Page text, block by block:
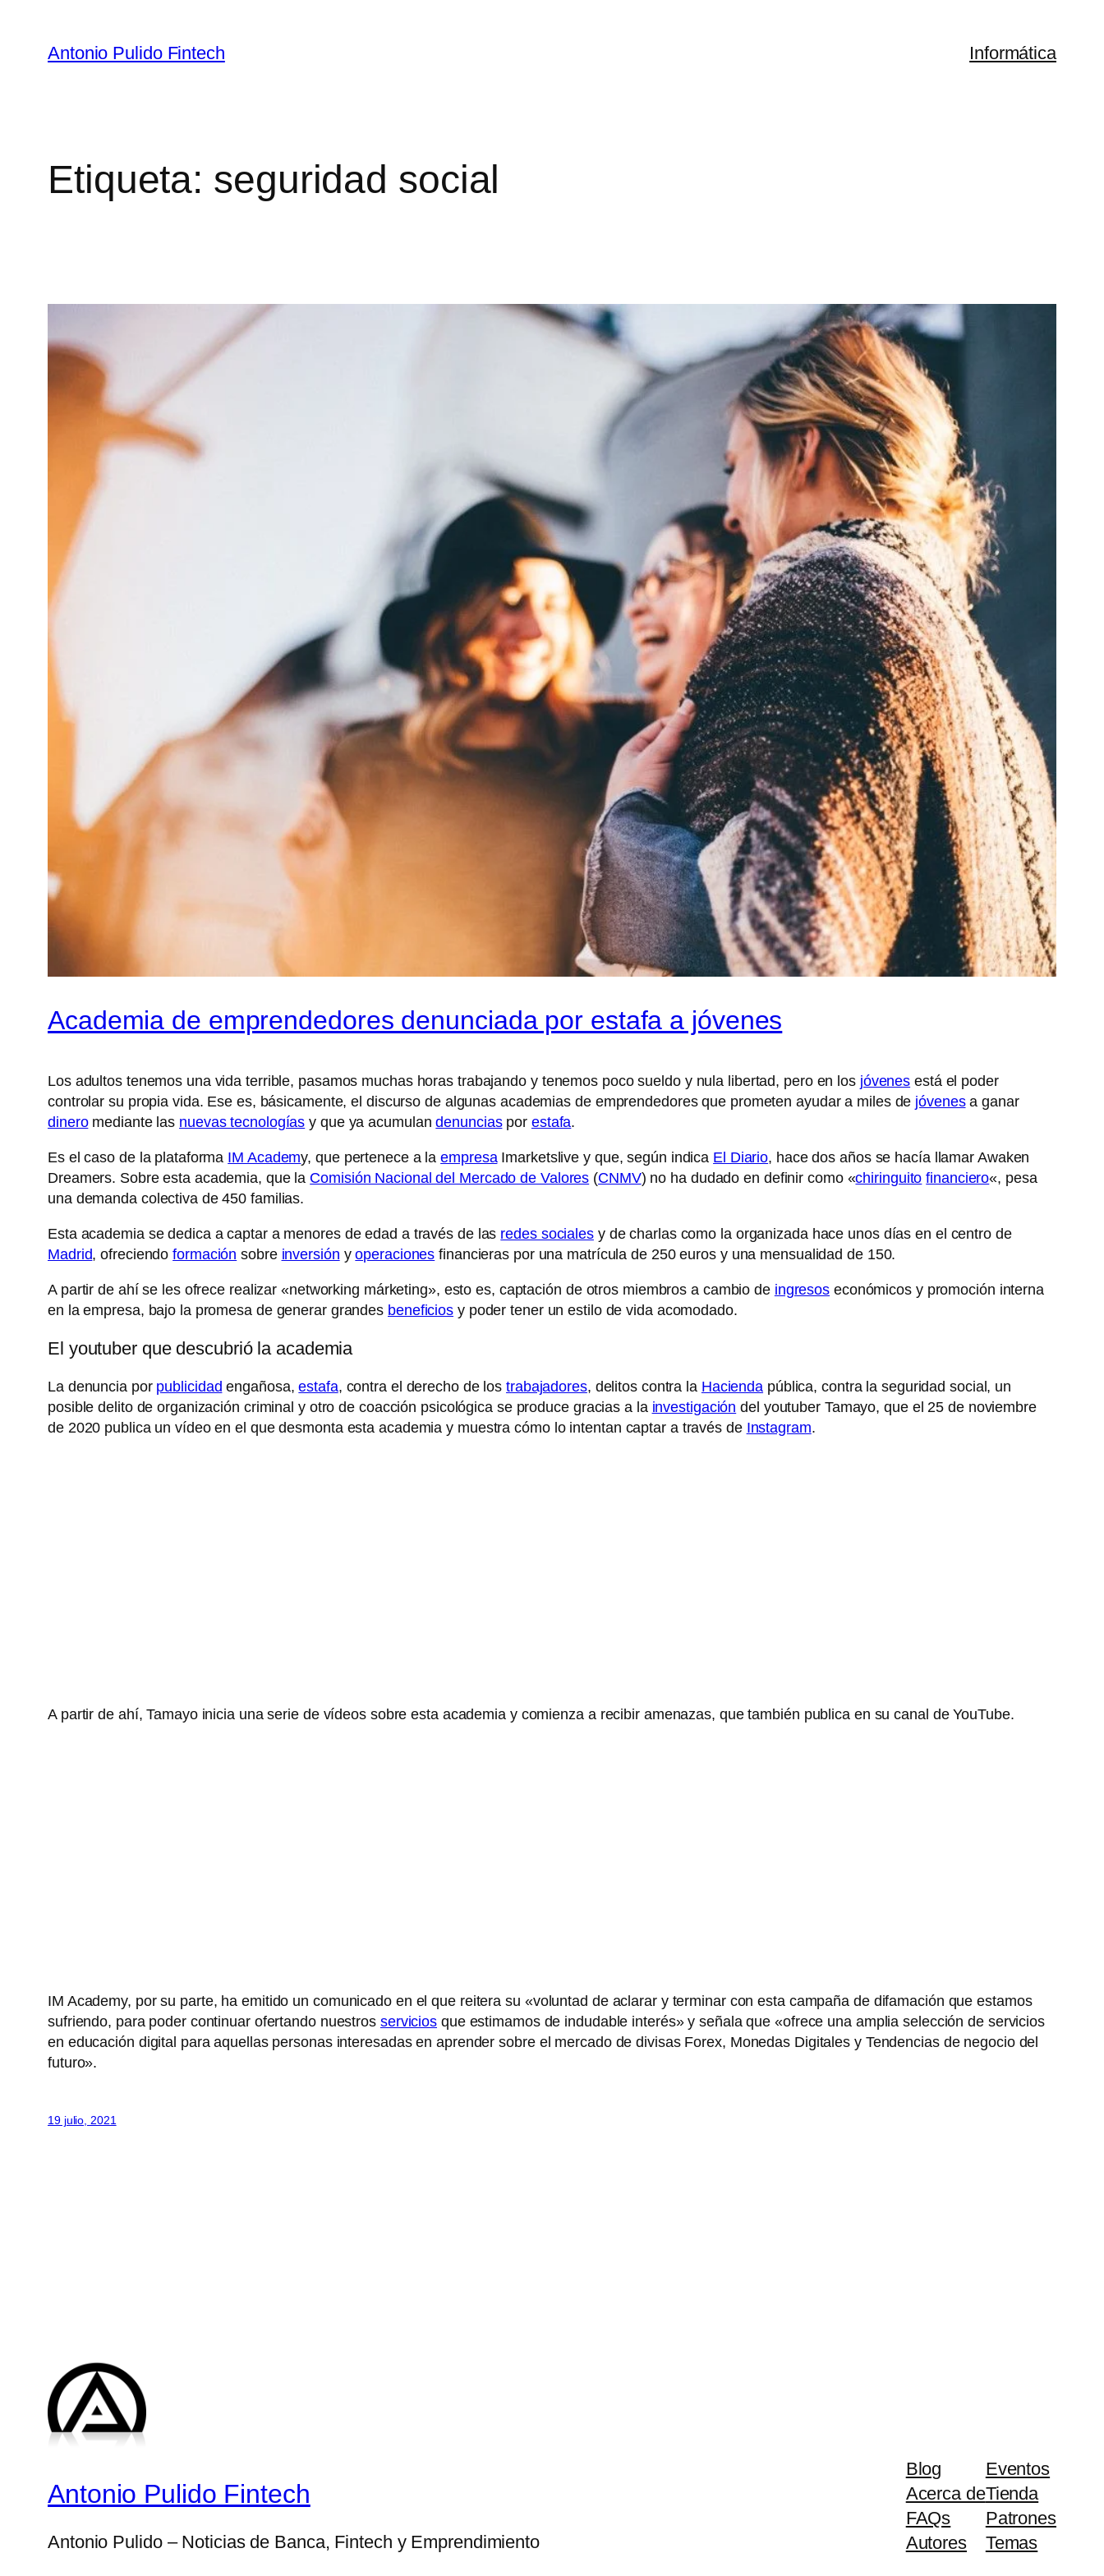
Antonio Pulido Fintech Informática
Etiqueta: seguridad social
Academia de emprendedores denunciada por estafa a jóvenes
Los adultos tenemos una vida terrible, pasamos muchas horas trabajando y tenemos poco sueldo y nula libertad, pero en los jóvenes está el poder
controlar su propia vida. Ese es, básicamente, el discurso de algunas academias de emprendedores que prometen ayudar a miles de jóvenesa ganar
dineromediante las nuevas tecnologías y que ya acumulandenunciaspor estafa.
Es el caso de la plataforma IM Academy, que pertenece a laempresaImarketslive y que, según indica El Diario, hace dos años se hacía llamar Awaken
Dreamers. Sobre esta academia, que la Comisión Nacional del Mercado de Valores (CNMV) no ha dudado en definir como «chiringuito financiero«, pesa
una demanda colectiva de 450 familias.
Esta academia se dedica a captar a menores de edad a través de las redes socialesy de charlas como la organizada hace unos días en el centro de
Madrid, ofreciendoformación sobre inversión yoperaciones financieras por una matrícula de 250 euros y una mensualidad de 150.
A partir de ahí se les ofrece realizar «networking márketing», esto es, captación de otros miembros a cambio de ingresos económicos y promoción interna
en la empresa, bajo la promesa de generar grandes beneficios y poder tener un estilo de vida acomodado.
El youtuber que descubrió la academia
La denuncia por publicidad engañosa,estafa, contra el derecho de lostrabajadores, delitos contra la Hacienda pública, contra la seguridad social, un
posible delito de organización criminal y otro de coacción psicológica se produce gracias a la investigación del youtuber Tamayo, que el 25 de noviembre
de 2020 publica un vídeo en el que desmonta esta academia y muestra cómo lo intentan captar a través de Instagram.
A partir de ahí, Tamayo inicia una serie de vídeos sobre esta academia y comienza a recibir amenazas, que también publica en su canal de YouTube.
IM Academy, por su parte, ha emitido un comunicado en el que reitera su «voluntad de aclarar y terminar con esta campaña de difamación que estamos
sufriendo, para poder continuar ofertando nuestros servicios que estimamos de indudable interés» y señala que «ofrece una amplia selección de servicios
en educación digital para aquellas personas interesadas en aprender sobre el mercado de divisas Forex, Monedas Digitales y Tendencias de negocio del
futuro».
19 julio, 2021
Antonio Pulido Fintech
Antonio Pulido – Noticias de Banca, Fintech y Emprendimiento
Blog
Acerca de
FAQs
Autores
Eventos
Tienda
Patrones
Temas